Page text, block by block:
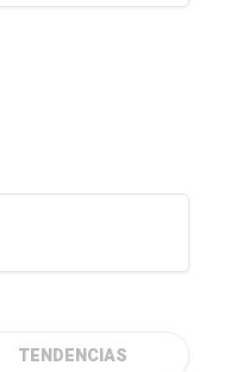
TENDENCIAS